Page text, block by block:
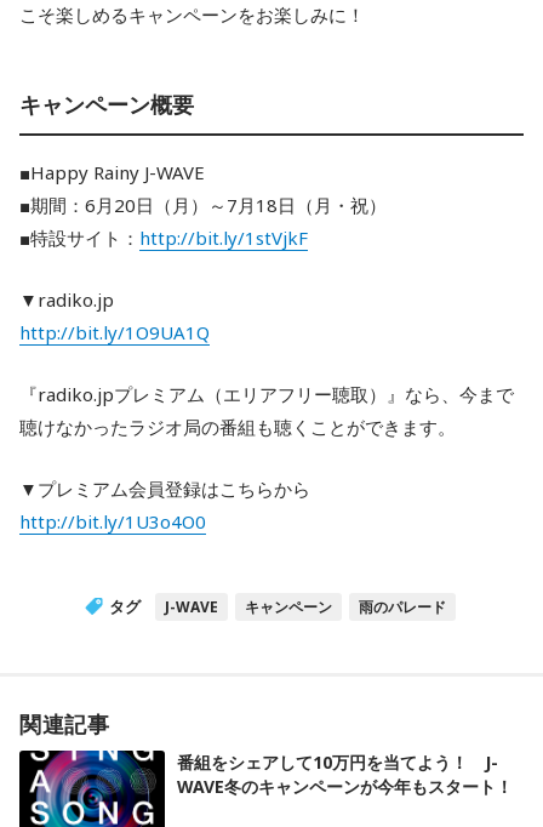
こそ楽しめるキャンペーンをお楽しみに！
キャンペーン概要
■Happy Rainy J-WAVE
■期間：6月20日（月）～7月18日（月・祝）
■特設サイト： http://bit.ly/1stVjkF
▼radiko.jp
http://bit.ly/1O9UA1Q
『radiko.jpプレミアム（エリアフリー聴取）』なら、今まで
聴けなかったラジオ局の番組も聴くことができます。
▼プレミアム会員登録はこちらから
http://bit.ly/1U3o4O0
タグ J-WAVE キャンペーン 雨のパレード
関連記事
番組をシェアして10万円を当てよう！ J-
WAVE冬のキャンペーンが今年もスタート！